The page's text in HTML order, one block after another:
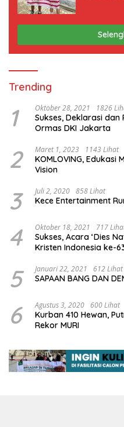
Trending
1 Oktober 28, 2021 1826
Sukses, Deklarasi dan
Ormas DKI Jakarta
2 Maret 1, 2023 1143 Lihat
KOMLOVING, Edukasi
Vision
3 Juli 2, 2020 858 Lihat
Kece Entertainment
4 Oktober 18, 2021 717
Sukses, Acara ‘Dies Natalis’ Fakultas Hukum
Kristen Indonesia ke-
5 Januari 22, 2021 612 Lihat
SAPAAN BANG DAN
6 Agustus 3, 2020 600 Lihat
Kurban 410 Hewan,
Rekor MURI